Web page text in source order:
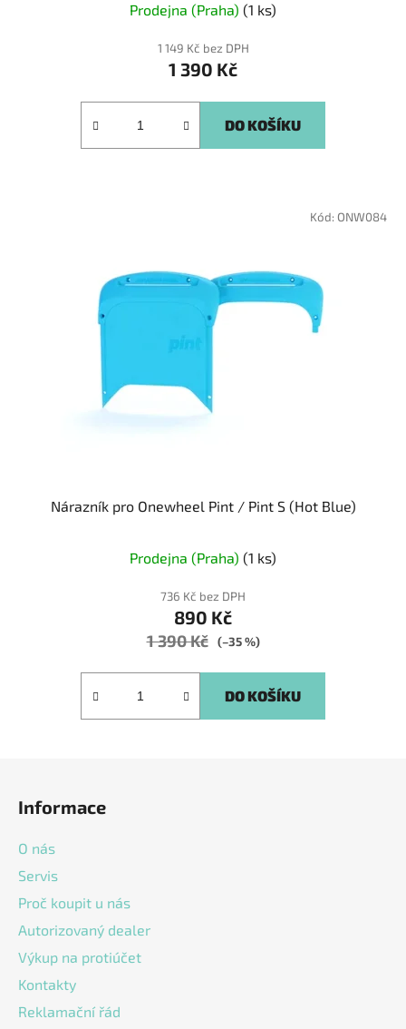
Prodejna (Praha) (1 ks)
1 149 Kč bez DPH
1 390 Kč
DO KOŠÍKU
Nárazník pro Onewheel Pint / Pint S (Hot Blue)
Prodejna (Praha) (1 ks)
736 Kč bez DPH
890 Kč
1 390 Kč (–35 %)
DO KOŠÍKU
Kód: ONW084
Informace
O nás
Servis
Proč koupit u nás
Autorizovaný dealer
Výkup na protiúčet
Kontakty
Reklamační řád